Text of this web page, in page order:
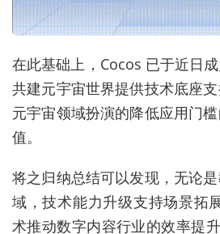
在此基础上，Cocos 已于近日
共建元宇宙世界提供技术底座
元宇宙领域扮演的降低应用门
值。
将之归纳总结可以发现，无论
域，技术能力升级支持场景拓
术推动数字内容行业的效率提